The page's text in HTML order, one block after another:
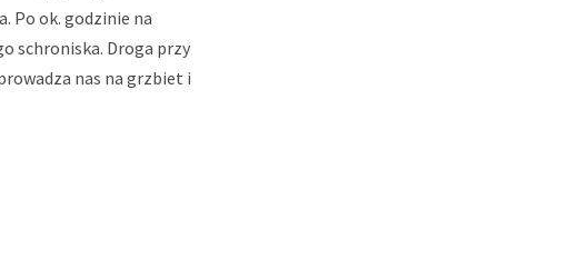
Po ok. godzinie na
schroniska. Droga przy
nas na grzbiet i